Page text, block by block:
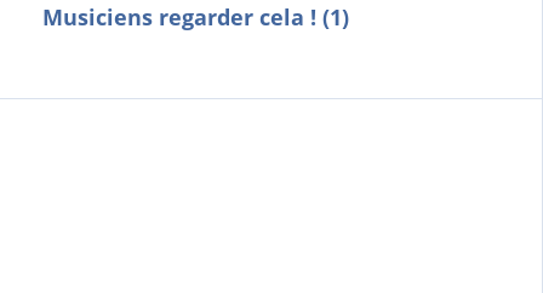
Musiciens regarder cela ! (1)